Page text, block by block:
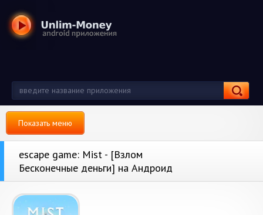
Показать меню
escape game: Mist - [Взлом
Бесконечные деньги] на Андроид